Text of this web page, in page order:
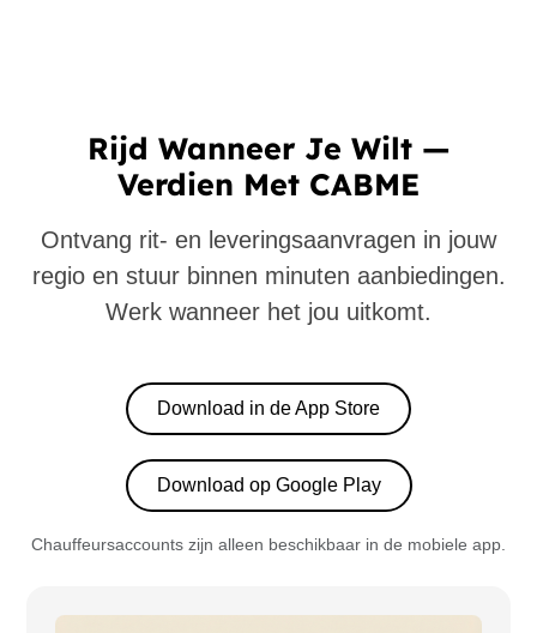
Rijd Wanneer Je Wilt —
Verdien Met CABME
Ontvang rit- en leveringsaanvragen in jouw
regio en stuur binnen minuten aanbiedingen.
Werk wanneer het jou uitkomt.
Download in de App Store
Download op Google Play
Chauffeursaccounts zijn alleen beschikbaar in de mobiele app.